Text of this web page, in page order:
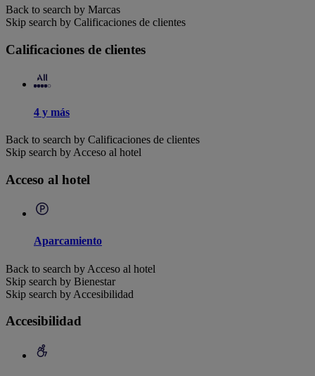
Back to search by Marcas
Skip search by Calificaciones de clientes
Calificaciones de clientes
4 y más
Back to search by Calificaciones de clientes
Skip search by Acceso al hotel
Acceso al hotel
Aparcamiento
Back to search by Acceso al hotel
Skip search by Bienestar
Skip search by Accesibilidad
Accesibilidad